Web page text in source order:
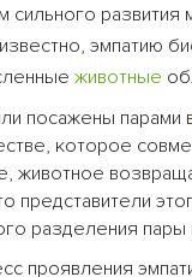
развития
эмпатию
животные
посажены парами
которое
животное
представители
разделения пары
проявления